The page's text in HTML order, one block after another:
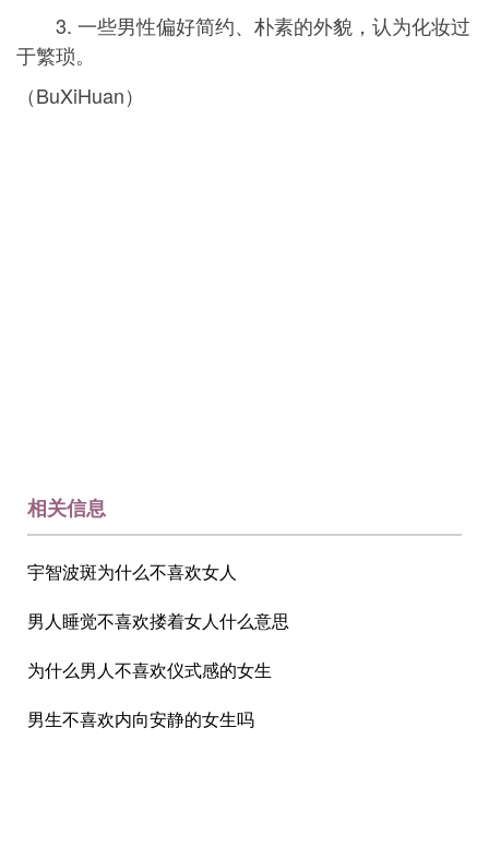
3. 一些男性偏好简约、朴素的外貌，认为化妆过
于繁琐。
（BuXiHuan）
相关信息
宇智波斑为什么不喜欢女人
男人睡觉不喜欢搂着女人什么意思
为什么男人不喜欢仪式感的女生
男生不喜欢内向安静的女生吗